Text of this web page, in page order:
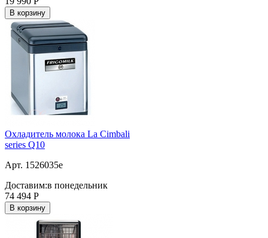
В корзину
Охладитель молока La Cimbali
series Q10
Арт. 1526035e
Доставим:в понедельник
74 494 Р
В корзину